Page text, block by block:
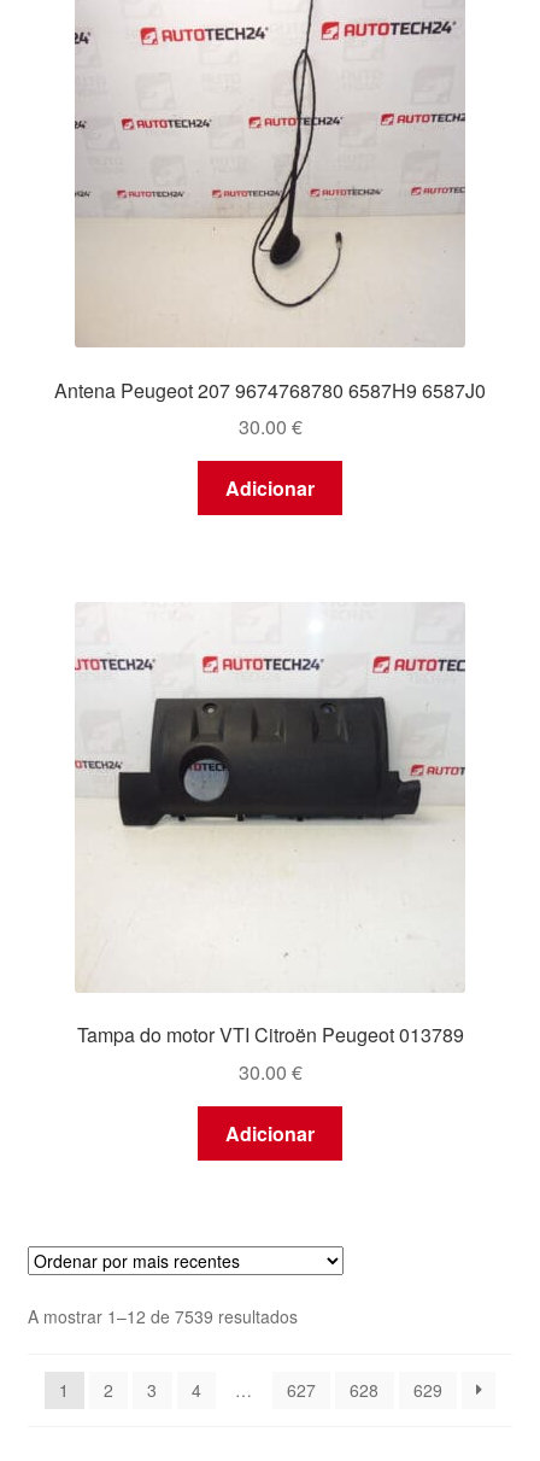
Antena Peugeot 207 9674768780 6587H9 6587J0
30.00 €
Adicionar
Tampa do motor VTI Citroën Peugeot 013789
30.00 €
Adicionar
A mostrar 1–12 de 7539 resultadosOrdenado
recentes
1 2 3 4 … 627 628 629